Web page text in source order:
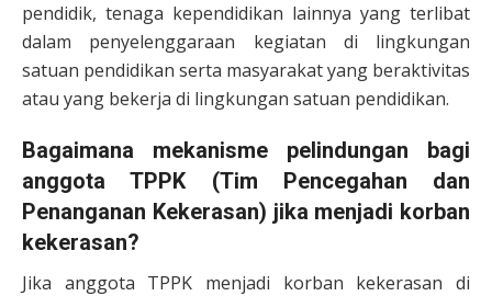
pendidik, tenaga kependidikan lainnya yang terlibat
dalam penyelenggaraan kegiatan di lingkungan
satuan pendidikan serta masyarakat yang beraktivitas
atau yang bekerja di lingkungan satuan pendidikan.
Bagaimana mekanisme pelindungan bagi
anggota TPPK (Tim Pencegahan dan
Penanganan Kekerasan) jika menjadi korban
kekerasan?
Jika anggota TPPK menjadi korban kekerasan di